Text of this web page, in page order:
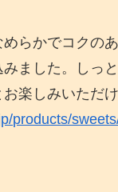
らかでコクの
ました。しっ
楽しみいただ
products/